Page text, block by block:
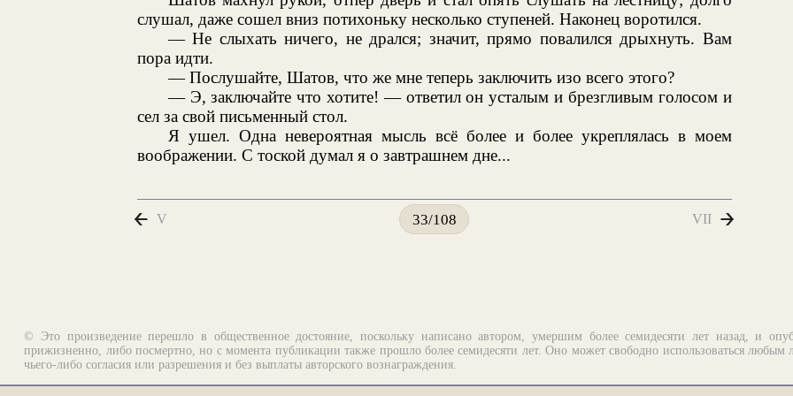
слушал, даже сошел вниз потихоньку несколько ступеней. Наконец воротился.
— Не слыхать ничего, не дрался; значит, прямо повалился дрыхнуть. Вам
пора идти.
— Послушайте, Шатов, что же мне теперь заключить изо всего этого?
— Э, заключайте что хотите! — ответил он усталым и брезгливым голосом и
сел за свой письменный стол.
Я ушел. Одна невероятная мысль всё более и более укреплялась в моем
воображении. С тоской думал я о завтрашнем дне...
V 33/108 VII
© Это произведение перешло в общественное достояние, поскольку написано автором, умершим более семидесяти лет назад, и
прижизненно, либо посмертно, но с момента публикации также прошло более семидесяти лет. Оно может свободно использоваться любым
чьего-либо согласия или разрешения и без выплаты авторского вознаграждения.